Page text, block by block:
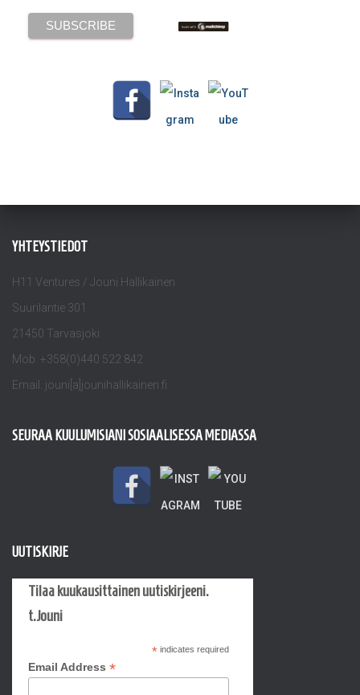
YHTEYSTIEDOT
H11 Ventures / Jouni Hallikainen
Suurilantie 301
21450 Tarvasjoki
Mob. +358(0)440 522 842
Email. jouni[a]jounihallikainen.fi
SEURAA KUULUMISIANI SOSIAALISESSA MEDIASSA
UUTISKIRJE
Tilaa kuukausittainen uutiskirjeeni.
t.Jouni
*indicates required
Email Address *